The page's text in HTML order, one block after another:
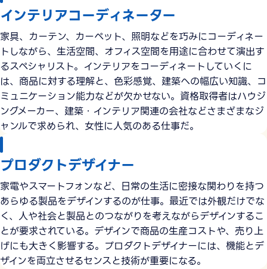
インテリアコーディネーター
家具、カーテン、カーペット、照明などを巧みにコーディネー
トしながら、生活空間、オフィス空間を用途に合わせて演出す
るスペシャリスト。インテリアをコーディネートしていくに
は、商品に対する理解と、色彩感覚、建築への幅広い知識、コ
ミュニケーション能力などが欠かせない。資格取得者はハウジ
ングメーカー、建築・インテリア関連の会社などさまざまなジ
ャンルで求められ、女性に人気のある仕事だ。
プロダクトデザイナー
家電やスマートフォンなど、日常の生活に密接な関わりを持つ
あらゆる製品をデザインするのが仕事。最近では外観だけでな
く、人や社会と製品とのつながりを考えながらデザインするこ
とが要求されている。デザインで商品の生産コストや、売り上
げにも大きく影響する。プロダクトデザイナーには、機能とデ
ザインを両立させるセンスと技術が重要になる。